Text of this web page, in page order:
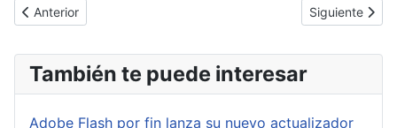
Artículo anterior: Microsoft ofrecerá almacenar los datos fuera
Anterior Artículo
Siguiente
También te puede interesar
Adobe Flash por fin lanza su nuevo actualizador